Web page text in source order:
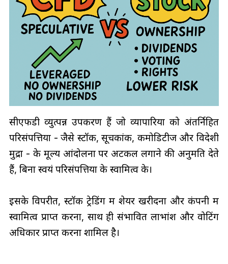
सीएफडी व्युत्पन्न उपकरण हैं जो व्यापारियों को अंतर्निहित
परिसंपत्तियों - जैसे स्टॉक, सूचकांक, कमोडिटीज और विदेशी
मुद्रा - के मूल्य आंदोलनों पर अटकलें लगाने की अनुमति देते
हैं, बिना स्वयं परिसंपत्तियों के स्वामित्व के।
इसके विपरीत, स्टॉक ट्रेडिंग में शेयर खरीदना और कंपनी में
स्वामित्व प्राप्त करना, साथ ही संभावित लाभांश और वोटिंग
अधिकार प्राप्त करना शामिल है।